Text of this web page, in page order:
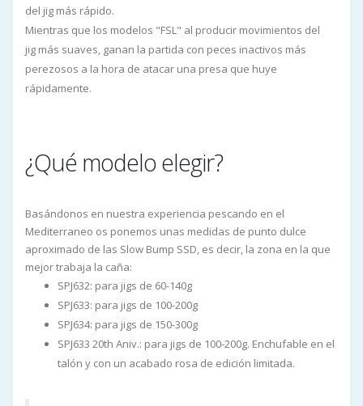
del jig más rápido.
Mientras que los modelos "FSL" al producir movimientos del
jig más suaves, ganan la partida con peces inactivos más
perezosos a la hora de atacar una presa que huye
rápidamente.
¿Qué modelo elegir?
Basándonos en nuestra experiencia pescando en el
Mediterraneo os ponemos unas medidas de punto dulce
aproximado de las Slow Bump SSD, es decir, la zona en la que
mejor trabaja la caña:
SPJ632: para jigs de 60-140g
SPJ633: para jigs de 100-200g
SPJ634: para jigs de 150-300g
SPJ633 20th Aniv.: para jigs de 100-200g. Enchufable en el
talón y con un acabado rosa de edición limitada.